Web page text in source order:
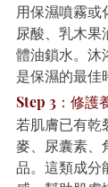
用保濕噴霧或
尿酸、乳木果
體油鎖水。沐
是保濕的最佳
Step 3：修護
若肌膚已有乾
麥、尿囊素、
品。這類成分